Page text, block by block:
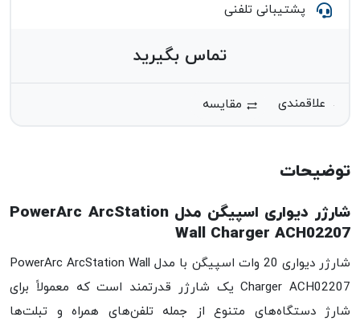
پشتیبانی تلفنی
تماس بگیرید
مقایسه
توضیحات
شارژر دیواری اسپیگن مدل PowerArc ArcStation
Wall Charger ACH02207
شارژر دیواری 20 وات اسپیگن با مدل PowerArc ArcStation Wall
Charger ACH02207 یک شارژر قدرتمند است که معمولاً برای
شارژ دستگاه‌های متنوع از جمله تلفن‌های همراه و تبلت‌ها